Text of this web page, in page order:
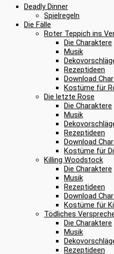
Deadly Dinner
Spielregeln
Die Fälle
Roter Teppich ins
Die Charaktere
Musik
Rezeptideen
Download
Kostüme für
Die letzte Rose
Die Charaktere
Musik
Rezeptideen
Download
Kostüme für
Killing Woodstock
Die Charaktere
Musik
Rezeptideen
Download
Kostüme für
Tödliches
Die Charaktere
Musik
Rezeptideen